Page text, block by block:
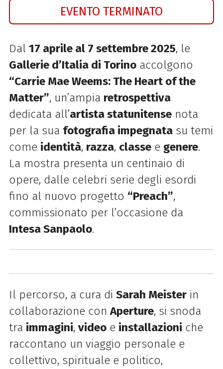
EVENTO TERMINATO
Dal 17 aprile al 7 settembre 2025, le
Gallerie d’Italia di Torinoaccolgono
“Carrie Mae Weems: The Heart of the
Matter”, un’ampia retrospettiva
dedicata all’artista statunitensenota
per la sua fotografia impegnatasu temi
come identità, razza, classee genere.
La mostra presenta un centinaio di
opere, dalle celebri serie degli esordi
fino al nuovo progetto “Preach”,
commissionato per l’occasione da
Intesa Sanpaolo.
Il percorso, a cura di Sarah Meisterin
collaborazione conAperture, si snoda
tra immagini, videoe installazioni che
raccontano un viaggio personale e
collettivo, spirituale e politico,